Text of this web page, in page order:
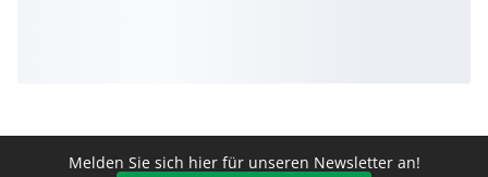
Melden Sie sich hier für unseren Newsletter an!